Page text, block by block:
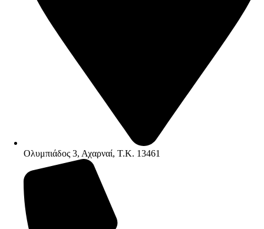
Ολυμπιάδος 3, Αχαρναί, Τ.Κ. 13461